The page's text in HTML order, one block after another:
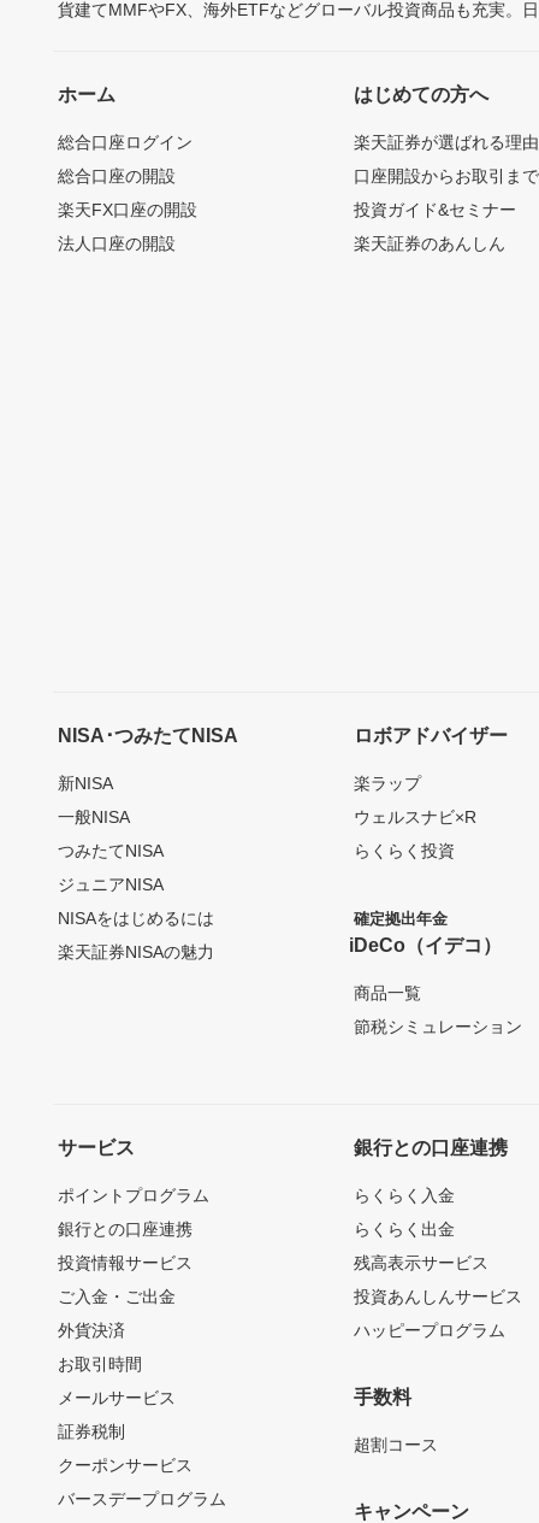
貨建てMMFやFX、海外ETFなどグローバル投資商品も充実。
ホーム
総合口座ログイン
総合口座の開設
楽天FX口座の開設
法人口座の開設
はじめての方へ
楽天証券が選ばれる理由
口座開設からお取引ま
投資ガイド&セミナー
楽天証券のあんしん
NISA･つみたてNISA
新NISA
一般NISA
つみたてNISA
ジュニアNISA
NISAをはじめるには
楽天証券NISAの魅力
ロボアドバイザー
楽ラップ
ウェルスナビ×R
らくらく投資
確定拠出年金
iDeCo（イデコ）
商品一覧
節税シミュレーション
サービス
ポイントプログラム
銀行との口座連携
投資情報サービス
ご入金・ご出金
外貨決済
お取引時間
メールサービス
証券税制
クーポンサービス
バースデープログラム
銀行との口座連携
らくらく入金
らくらく出金
残高表示サービス
投資あんしんサービス
ハッピープログラム
手数料
超割コース
キャンペーン